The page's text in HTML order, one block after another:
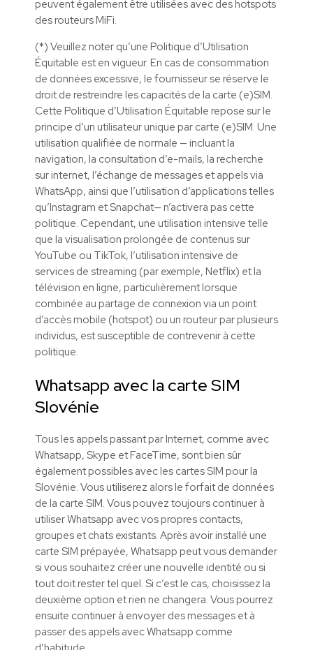
peuvent également être utilisées avec des hotspots
des routeurs MiFi.
(*) Veuillez noter qu’une Politique d’Utilisation
Équitable est en vigueur. En cas de consommation
de données excessive, le fournisseur se réserve le
droit de restreindre les capacités de la carte (e)SIM.
Cette Politique d’Utilisation Équitable repose sur le
principe d’un utilisateur unique par carte (e)SIM. Une
utilisation qualifiée de normale — incluant la
navigation, la consultation d’e-mails, la recherche
sur internet, l’échange de messages et appels via
WhatsApp, ainsi que l’utilisation d’applications telles
qu’Instagram et Snapchat— n’activera pas cette
politique. Cependant, une utilisation intensive telle
que la visualisation prolongée de contenus sur
YouTube ou TikTok, l’utilisation intensive de
services de streaming (par exemple, Netflix) et la
télévision en ligne, particulièrement lorsque
combinée au partage de connexion via un point
d’accès mobile (hotspot) ou un routeur par plusieurs
individus, est susceptible de contrevenir à cette
politique.
Whatsapp avec la carte SIM
Slovénie
Tous les appels passant par Internet, comme avec
Whatsapp, Skype et FaceTime, sont bien sûr
également possibles avec les cartes SIM pour la
Slovénie. Vous utiliserez alors le forfait de données
de la carte SIM. Vous pouvez toujours continuer à
utiliser Whatsapp avec vos propres contacts,
groupes et chats existants. Après avoir installé une
carte SIM prépayée, Whatsapp peut vous demander
si vous souhaitez créer une nouvelle identité ou si
tout doit rester tel quel. Si c’est le cas, choisissez la
deuxième option et rien ne changera. Vous pourrez
ensuite continuer à envoyer des messages et à
passer des appels avec Whatsapp comme